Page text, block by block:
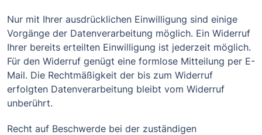
Nur mit Ihrer ausdrücklichen Einwilligung sind einige
Vorgänge der Datenverarbeitung möglich. Ein Widerruf
Ihrer bereits erteilten Einwilligung ist jederzeit möglich.
Für den Widerruf genügt eine formlose Mitteilung per E-
Mail. Die Rechtmäßigkeit der bis zum Widerruf
erfolgten Datenverarbeitung bleibt vom Widerruf
unberührt.
Recht auf Beschwerde bei der zuständigen